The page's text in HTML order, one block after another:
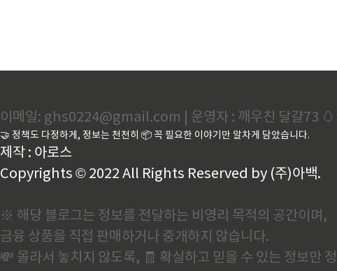
이메일: ghs0224@gmail.com | 운영자 : 깨우친 달걀73
🤝 정책도 다정하게, 정보는 천천히 📦 꼭 필요한 이야기만 알차게 담았습니다.
제작 : 아로스
Copyrights © 2022 All Rights Reserved by (주)아백.
※ 해당 블로그는 정보를 전달하는 비영리 목적의 공간이며,
금융 상품을 직접 판매하거나 중개하지 않습니다.
💸 몰라서 놓치지 않도록, 🧾 확실하고 믿을 수 있는 정보만